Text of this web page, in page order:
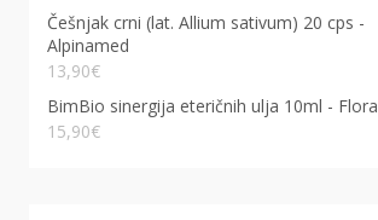
Češnjak crni (lat. Allium sativum) 20 cps -
Alpinamed
13,90€
BimBio sinergija eteričnih ulja 10ml - Flora
15,90€